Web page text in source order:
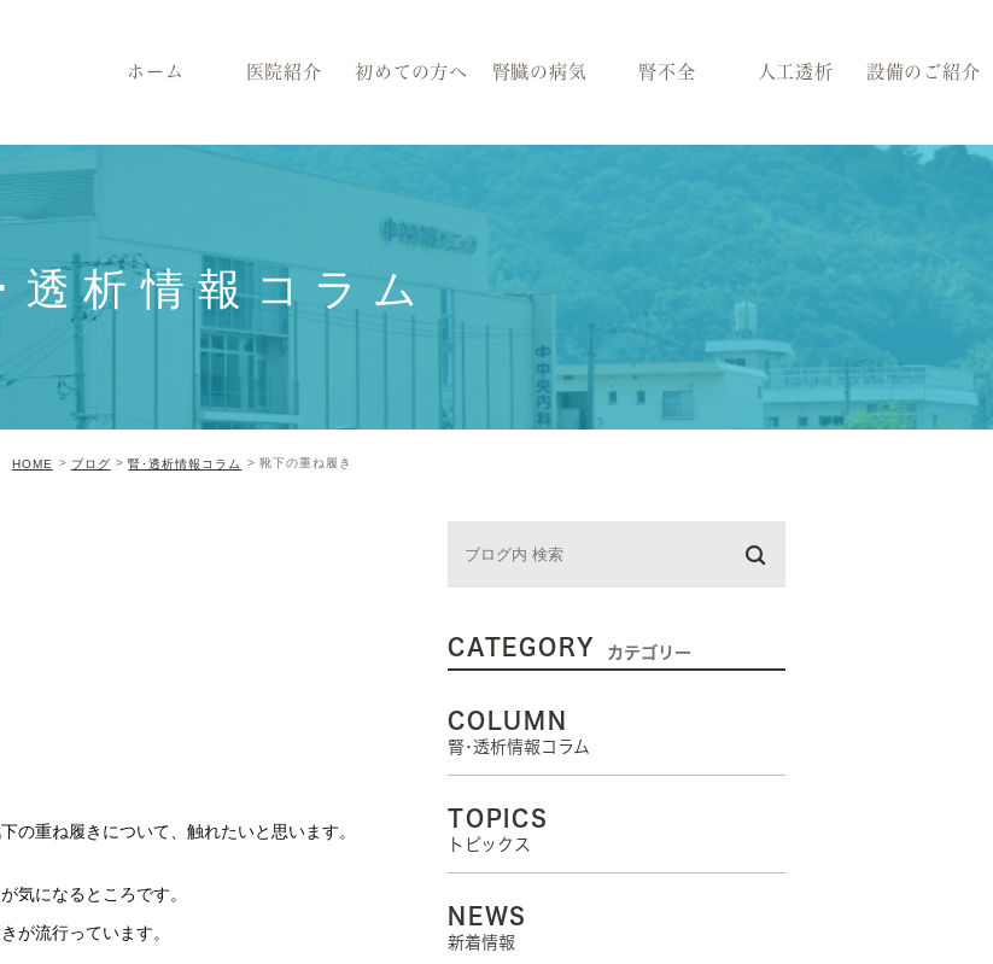
ホーム 医院紹介 初めての方へ 腎臓の病気 腎不全 人工透析 設備のご紹介
透析情報コラム
HOME ブログ 腎･透析情報コラム 靴下の重ね履き
の重ね履きについて、触れたいと思います。
気になるところです。
が流行っています。
CATEGORY カテゴリー
COLUMN
腎･透析情報コラム
TOPICS
トピックス
NEWS
新着情報